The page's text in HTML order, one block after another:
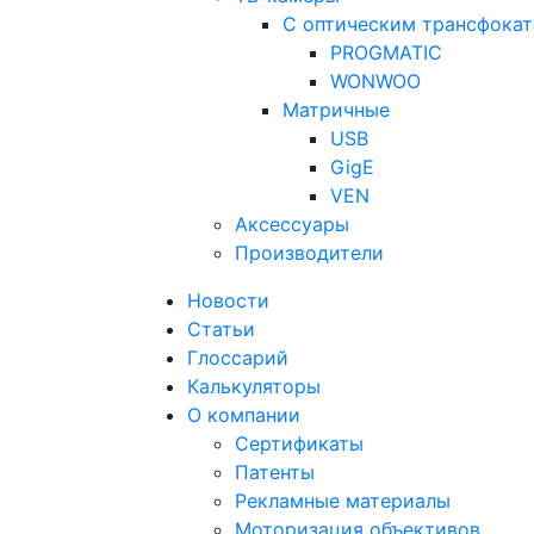
С оптическим
PROGMATIC
WONWOO
Матричные
USB
GigE
VEN
Аксессуары
Производители
Новости
Статьи
Глоссарий
Калькуляторы
О компании
Сертификаты
Патенты
Рекламные материалы
Моторизация объективов